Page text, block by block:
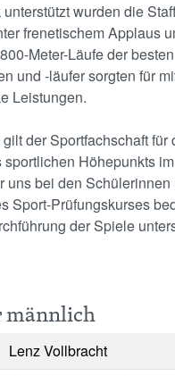
wurden die
frenetischem Applaus
Meter-Läufe der besten
und -läufer sorgten für
Leistungen.
der Sportfachschaft
Höhepunkts
uns bei den
Sport-Prüfungskurses
der Spiele
männlich
Lenz Vollbracht